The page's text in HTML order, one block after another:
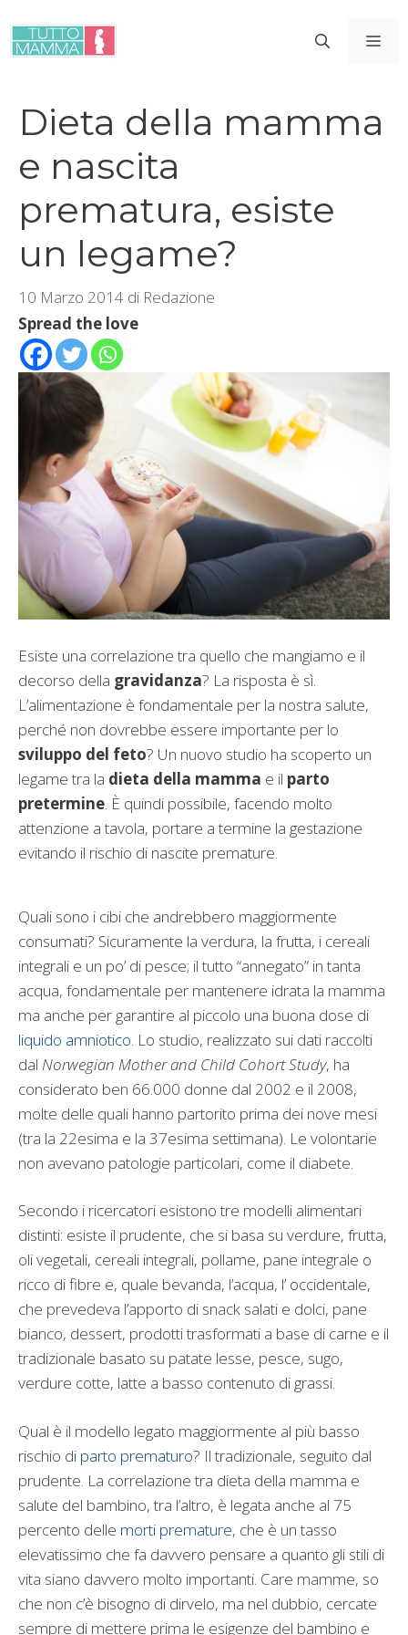
contenuto
Dieta della mamma
e nascita
prematura, esiste
un legame?
10 Marzo 2014 di Redazione
Spread the love
Esiste una correlazione tra quello che mangiamo e il
decorso della gravidanza? La risposta è sì.
L’alimentazione è fondamentale per la nostra salute,
perché non dovrebbe essere importante per lo
sviluppo del feto? Un nuovo studio ha scoperto un
legame tra la dieta della mamma e il parto
pretermine. È quindi possibile, facendo molto
attenzione a tavola, portare a termine la gestazione
evitando il rischio di nascite premature.
Quali sono i cibi che andrebbero maggiormente
consumati? Sicuramente la verdura, la frutta, i cereali
integrali e un po’ di pesce; il tutto “annegato” in tanta
acqua, fondamentale per mantenere idrata la mamma
ma anche per garantire al piccolo una buona dose di
liquido amniotico. Lo studio, realizzato sui dati raccolti
dal Norwegian Mother and Child Cohort Study, ha
considerato ben 66.000 donne dal 2002 e il 2008,
molte delle quali hanno partorito prima dei nove mesi
(tra la 22esima e la 37esima settimana). Le volontarie
non avevano patologie particolari, come il diabete.
Secondo i ricercatori esistono tre modelli alimentari
distinti: esiste il prudente, che si basa su verdure, frutta,
oli vegetali, cereali integrali, pollame, pane integrale o
ricco di fibre e, quale bevanda, l’acqua, l’ occidentale,
che prevedeva l’apporto di snack salati e dolci, pane
bianco, dessert, prodotti trasformati a base di carne e il
tradizionale basato su patate lesse, pesce, sugo,
verdure cotte, latte a basso contenuto di grassi.
Qual è il modello legato maggiormente al più basso
rischio di parto prematuro? Il tradizionale, seguito dal
prudente. La correlazione tra dieta della mamma e
salute del bambino, tra l’altro, è legata anche al 75
percento delle morti premature, che è un tasso
elevatissimo che fa davvero pensare a quanto gli stili di
vita siano davvero molto importanti. Care mamme, so
che non c’è bisogno di dirvelo, ma nel dubbio, cercate
sempre di mettere prima le esigenze del bambino e